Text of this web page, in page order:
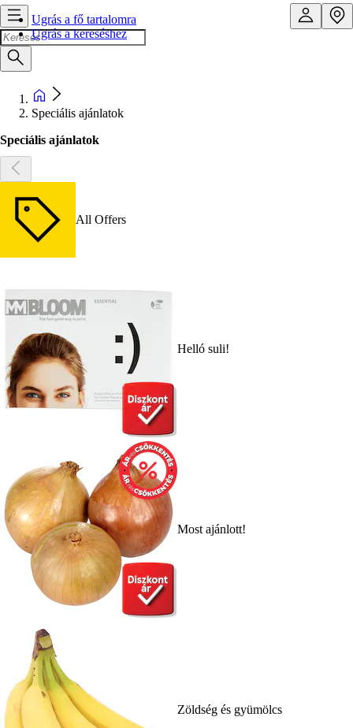
Ugrás a fő tartalomra
Ugrás a kereséshez
Speciális ajánlatok
Speciális ajánlatok
All Offers
Helló suli!
Most ajánlott!
Zöldség és gyümölcs